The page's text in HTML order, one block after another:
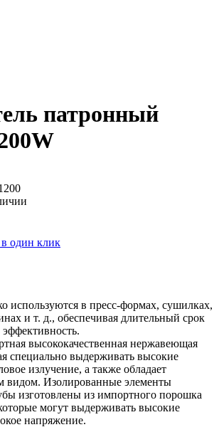
патронный
один клик
используются в пресс-формах, сушилках,
и т. д., обеспечивая длительный срок
высококачественная нержавеющая
специально выдерживать высокие
излучение, а также обладает
Изолированные элементы
изготовлены из импортного порошка
могут выдерживать высокие
напряжение.